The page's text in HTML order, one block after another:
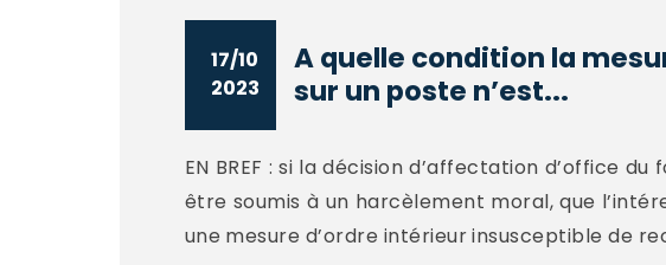
17/10
2023
A quelle condition la
sur un poste n’est...
EN BREF : si la décision d’affectation d’office
être soumis à un harcèlement moral, que
une mesure d’ordre intérieur insusceptible de